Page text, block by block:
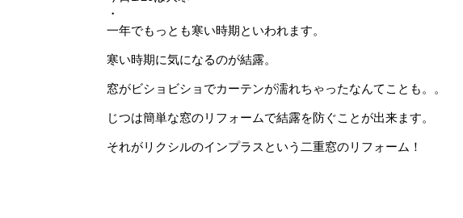
・
一年でもっとも寒い時期といわれます。
寒い時期に気になるのが結露。
窓がビショビショでカーテンが濡れちゃったなんてことも。。
じつは簡単な窓のリフォームで結露を防ぐことが出来ます。
それがリクシルのインプラスという二重窓のリフォーム！